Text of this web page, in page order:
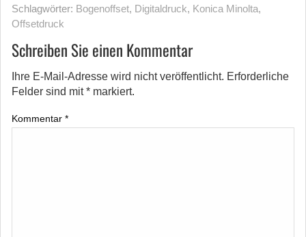
Schlagwörter: Bogenoffset, Digitaldruck, Konica Minolta,
Offsetdruck
Schreiben Sie einen Kommentar
Ihre E-Mail-Adresse wird nicht veröffentlicht. Erforderliche
Felder sind mit* markiert.
Kommentar *